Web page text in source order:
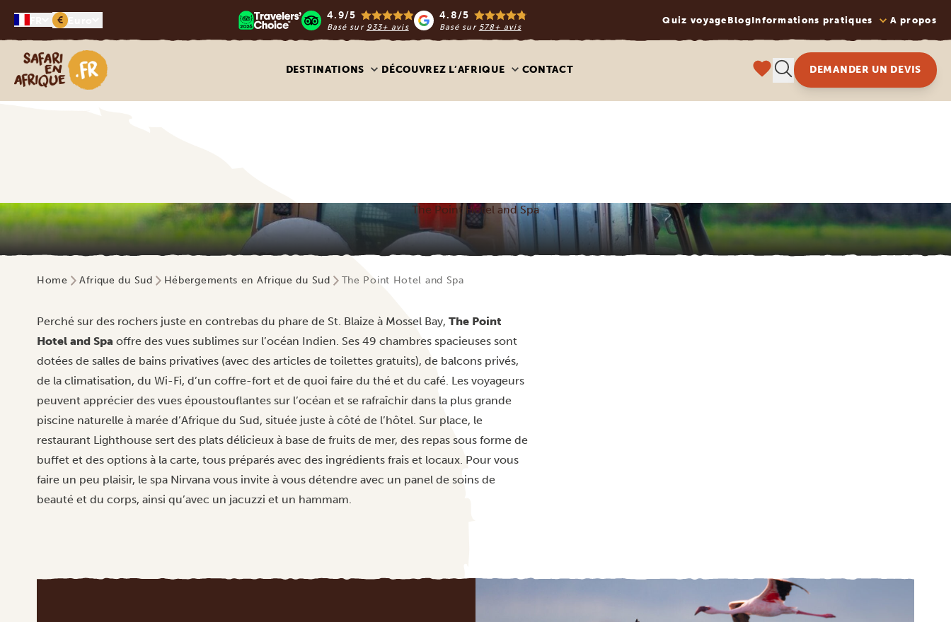
€ 4.9/5
Basé sur 933+ avis
4.8/5
Basé sur 578+ avis
Quiz voyage BlogInformations pratiques A propos
Safari en Afrique
DESTINATIONS DÉCOUVREZ L’AFRIQUE CONTACT DEMANDER UN DEVIS
The Point Hotel and Spa
Home Afrique du Sud Hébergements en Afrique du Sud The Point Hotel and Spa
Perché sur des rochers juste en contrebas du phare de St. Blaize à Mossel Bay, The Point
Hotel and Spa offre des vues sublimes sur l’océan Indien. Ses 49 chambres spacieuses sont
dotées de salles de bains privatives (avec des articles de toilettes gratuits), de balcons privés,
de la climatisation, du Wi-Fi, d’un coffre-fort et de quoi faire du thé et du café. Les voyageurs
peuvent apprécier des vues époustouflantes sur l’océan et se rafraîchir dans la plus grande
piscine naturelle à marée d’Afrique du Sud, située juste à côté de l’hôtel. Sur place, le
restaurant Lighthouse sert des plats délicieux à base de fruits de mer, des repas sous forme de
buffet et des options à la carte, tous préparés avec des ingrédients frais et locaux. Pour vous
faire un peu plaisir, le spa Nirvana vous invite à vous détendre avec un panel de soins de
beauté et du corps, ainsi qu’avec un jacuzzi et un hammam.